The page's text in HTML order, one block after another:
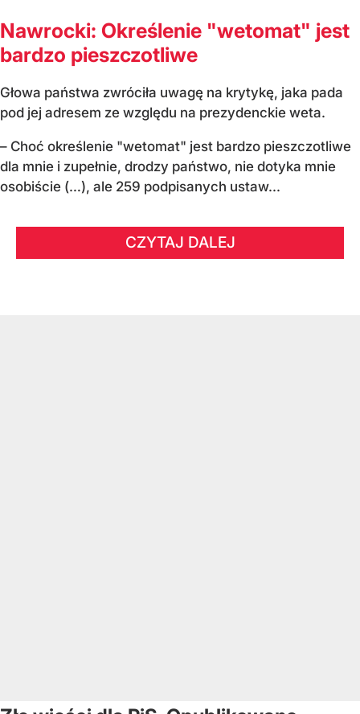
Nawrocki: Określenie "wetomat" jest
bardzo pieszczotliwe
Głowa państwa zwróciła uwagę na krytykę, jaka pada
pod jej adresem ze względu na prezydenckie weta.
– Choć określenie "wetomat" jest bardzo pieszczotliwe
dla mnie i zupełnie, drodzy państwo, nie dotyka mnie
osobiście (…), ale 259 podpisanych ustaw...
CZYTAJ DALEJ